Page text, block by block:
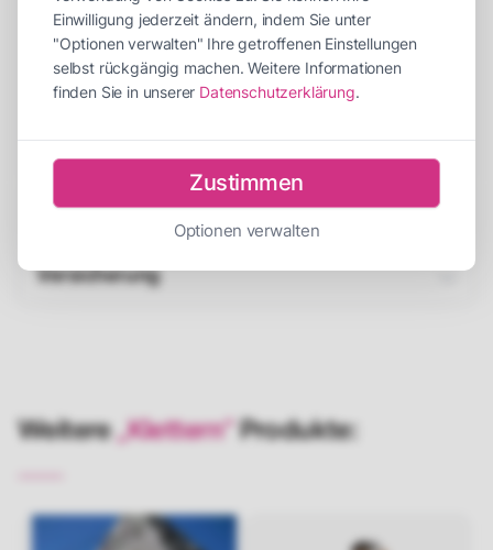
Beschreibung
Abbauzeit 30 Minuten
Personen für Auf-/Abbau 2 Personen
Empfohlene Betreuer
Strombedarf 1 x 230V
Versicherung
Weitere„Klettern“Produkte:
Einwilligung jederzeit ändern, indem Sie unter
"Optionen verwalten" Ihre getroffenen Einstellungen
selbst rückgängig machen. Weitere Informationen
finden Sie in unserer Datenschutzerklärung.
Optionen verwalten
Zustimmen